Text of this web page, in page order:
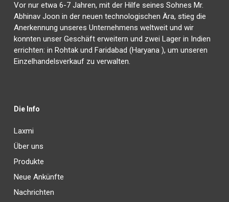
Vor nur etwa 6-7 Jahren, mit der Hilfe seines Sohnes Mr.
Abhinav Joon in der neuen technologischen Ära, stieg die
Anerkennung unseres Unternehmens weltweit und wir
konnten unser Geschäft erweitern und zwei Lager in Indien
errichten: in Rohtak und Faridabad (Haryana ), um unseren
Einzelhandelsverkauf zu verwalten.
Die Info
Laxmi
Über uns
Produkte
Neue Ankünfte
Nachrichten